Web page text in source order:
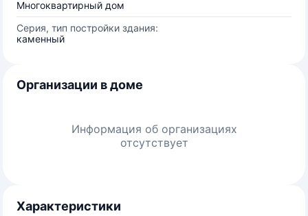
Многоквартирный дом
Серия, тип постройки здания:
каменный
Организации в доме
Информация об организациях
отсутствует
Характеристики